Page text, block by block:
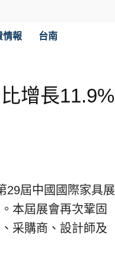
情報 台南
增長11.9%
屆中國國際家具展
本屆展會再次鞏固
采購商、設計師及